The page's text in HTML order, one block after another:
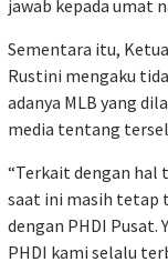
jawab kepada umat
Sementara itu,
Rustini mengaku
adanya MLB yang
media tentang
“Terkait dengan hal
saat ini masih tetap
dengan PHDI Pusat.
PHDI kami selalu